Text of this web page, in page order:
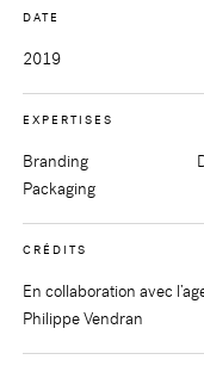
DATE
2019
EXPERTISES
Branding
Packaging
CRÉDITS
En collaboration avec
Philippe Vendran